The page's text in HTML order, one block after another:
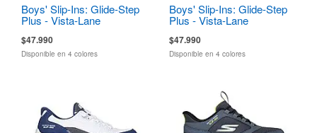
Boys' Slip-Ins: Glide-Step
Plus - Vista-Lane
$47.990
Disponible en 4 colores
Boys' Slip-Ins: Glide-Step
Plus - Vista-Lane
$47.990
Disponible en 4 colores